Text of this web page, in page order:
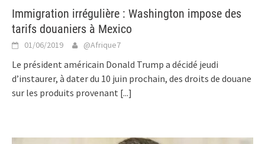
Immigration irrégulière : Washington impose des
tarifs douaniers à Mexico
01/06/2019 @Afrique7
Le président américain Donald Trump a décidé jeudi
d’instaurer, à dater du 10 juin prochain, des droits de douane
sur les produits provenant [...]